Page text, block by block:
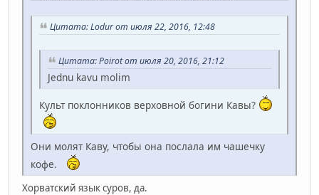
Цитата: Lodur от июля 22, 2016, 12:48
Цитата: Poirot от июля 20, 2016, 21:12
Jednu kavu molim
Культ поклонников верховной богини Кавы?
Они молят Каву, чтобы она послала им чашечку
кофе.
Хорватский язык суров, да.